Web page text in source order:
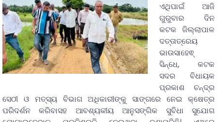
ଏଥିପାଇଁ ଆଜି
ଗୁରୁବାର ଦିନ
କଟକ ଜିଲ୍ଲାପାଳ
ଦତ୍ତାତ୍ରେୟ
ଭାଉସାହେଵ୍
ସିନ୍ଧେ, କଟକ
ସଦର ବିଧାୟକ
ପ୍ରକାଶ ଚନ୍ଦ୍ର
ସେଠୀ ଓ ମତ୍ସ୍ୟ ବିଭାଗ ଅଧିକାରୀଙ୍କୁ ସାଙ୍ଗରେ ନେଇ କ୍ଷେତ୍ର
ପରିଦର୍ଶନ କରିବାସହ ଆବଶ୍ୟକୀୟ ଆନୁସଙ୍ଗିକ ସୁବିଧା ସୁଯୋଗ